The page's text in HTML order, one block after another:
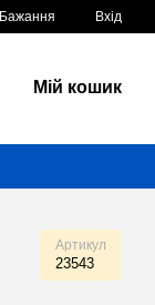
Бажання Вхід
Мій кошик
Артикул
23543